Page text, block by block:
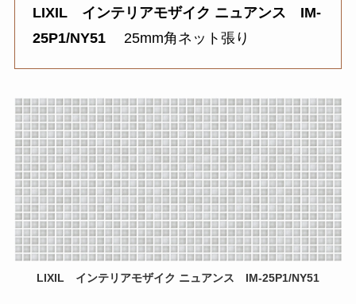
LIXIL インテリアモザイク ニュアンス IM-
25P1/NY51 25mm角ネット張り
LIXIL インテリアモザイク ニュアンス IM-25P1/NY51